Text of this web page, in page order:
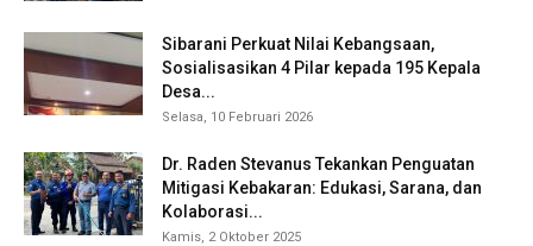
Sibarani Perkuat Nilai Kebangsaan,
Sosialisasikan 4 Pilar kepada 195 Kepala
Desa...
Selasa, 10 Februari 2026
Dr. Raden Stevanus Tekankan Penguatan
Mitigasi Kebakaran: Edukasi, Sarana, dan
Kolaborasi...
Kamis, 2 Oktober 2025